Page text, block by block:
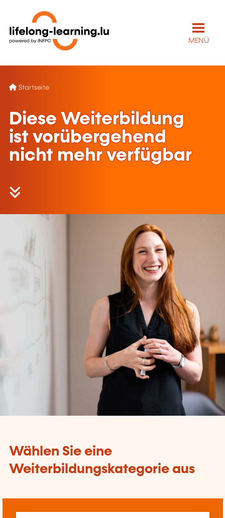
MENÜ
Startseite
Diese Weiterbildung
ist vorübergehend
nicht mehr verfügbar
Wählen Sie eine
Weiterbildungskategorie aus